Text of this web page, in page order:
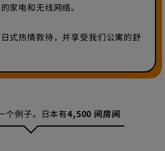
家电和无线网络。
式热情款待，并享受我们公寓的舒
个例子。日本有4,500 间房间